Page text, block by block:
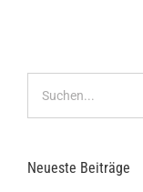
nach:
Neueste Beiträge